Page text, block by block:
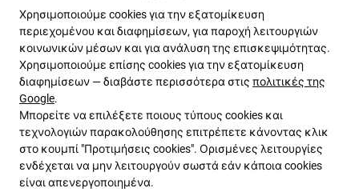
Πίσω Κάλυμμα Γυαλί +
Φακός Κάμερας +
Μεταλλική Πλάκα +
Μαγνήτες Magsafe για
iPhone 16 | Ροζ | Pink
19,13 €
ΣΕ ΑΠΌΘΕΜΑ 10+ τεμ
Οθόνη για iPhone 16, Αφής με
πλαίσιο, Refurbished
120,96 €
(21.08.2026)
-35 %
Χρησιμοποιούμε cookies για την εξατομίκευση
περιεχομένου και διαφημίσεων, για παροχή λειτουργιών
κοινωνικών μέσων και για ανάλυση της επισκεψιμότητας.
Χρησιμοποιούμε επίσης cookies για την εξατομίκευση
διαφημίσεων — διαβάστε περισσότερα στις πολιτικές της
Google.
Μπορείτε να επιλέξετε ποιους τύπους cookies και
τεχνολογιών παρακολούθησης επιτρέπετε κάνοντας κλικ
στο κουμπί "Προτιμήσεις cookies". Ορισμένες λειτουργίες
ενδέχεται να μην λειτουργούν σωστά εάν κάποια cookies
είναι απενεργοποιημένα.